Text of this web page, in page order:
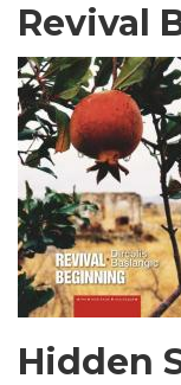
Revival
Hidden